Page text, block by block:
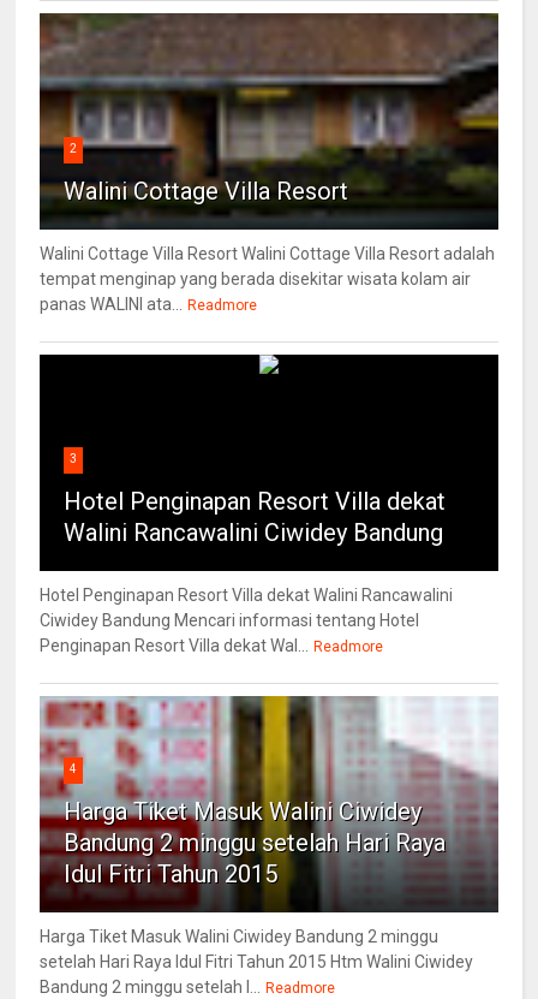
2
Walini Cottage Villa Resort
Walini Cottage Villa Resort Walini Cottage Villa Resort adalah
tempat menginap yang berada disekitar wisata kolam air
panas WALINI ata...
Readmore
3
Hotel Penginapan Resort Villa dekat
Walini Rancawalini Ciwidey Bandung
Hotel Penginapan Resort Villa dekat Walini Rancawalini
Ciwidey Bandung Mencari informasi tentang Hotel
Penginapan Resort Villa dekat Wal...
Readmore
4
Harga Tiket Masuk Walini Ciwidey
Bandung 2 minggu setelah Hari Raya
Idul Fitri Tahun 2015
Harga Tiket Masuk Walini Ciwidey Bandung 2 minggu
setelah Hari Raya Idul Fitri Tahun 2015 Htm Walini Ciwidey
Bandung 2 minggu setelah l...
Readmore